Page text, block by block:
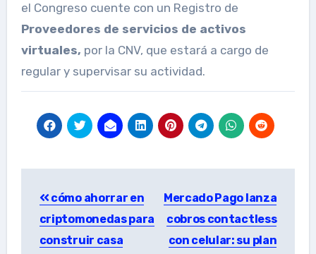
el Congreso cuente con un Registro de
Proveedores de servicios de activos
virtuales, por la CNV, que estará a cargo de
regular y supervisar su actividad.
navigation
cómo ahorrar en
criptomonedas para
construir casa
Mercado Pago lanza
cobros contactless
con celular: su plan